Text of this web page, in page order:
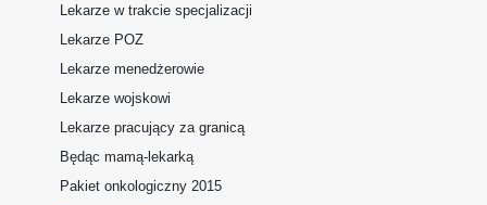
Lekarze w trakcie specjalizacji
Lekarze POZ
Lekarze menedżerowie
Lekarze wojskowi
Lekarze pracujący za granicą
Będąc mamą-lekarką
Pakiet onkologiczny 2015